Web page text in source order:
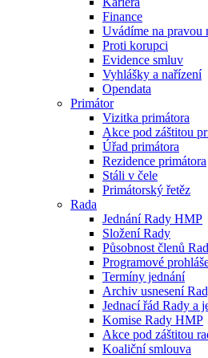
Finance
Uvádíme na pravou
Proti korupci
Evidence smluv
Vyhlášky a nařízení
Opendata
Primátor
Vizitka primátora
Akce pod záštitou
Úřad primátora
Rezidence primátora
Stáli v čele
Primátorský řetěz
Rada
Jednání Rady HMP
Složení Rady
Působnost členů
Programové
Termíny jednání
Archiv usnesení
Jednací řád Rady a
Komise Rady HMP
Akce pod záštitou
Koaliční smlouva